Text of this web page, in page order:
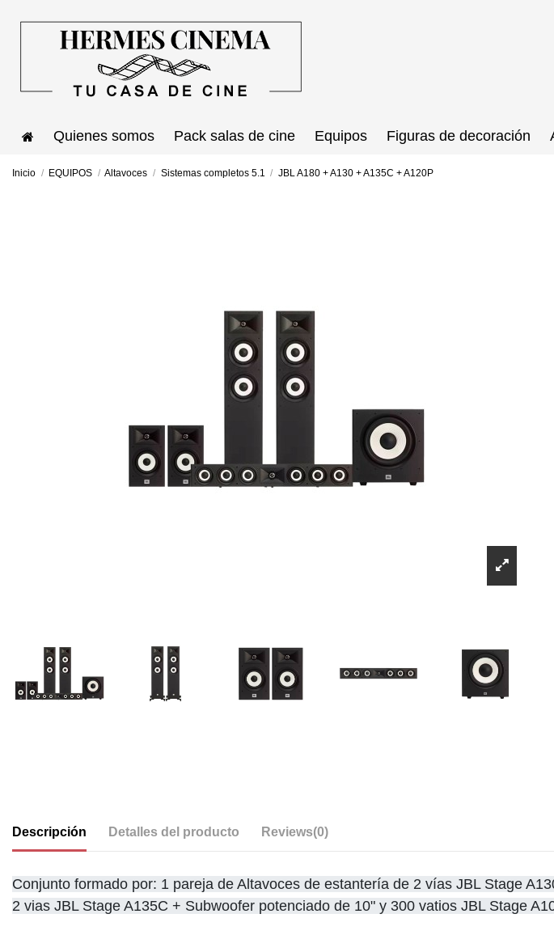
Quienes somos Pack salas de cine Equipos Figuras de decoración
Inicio EQUIPOS Altavoces Sistemas completos 5.1 JBL A180 + A130 + A135C + A120P
Descripción Detalles del producto Reviews(0)
Conjunto formado por: 1 pareja de Altavoces de estantería de 2 vías JBL Stage
2 vias JBL Stage A135C + Subwoofer potenciado de 10" y 300 vatios JBL Stage